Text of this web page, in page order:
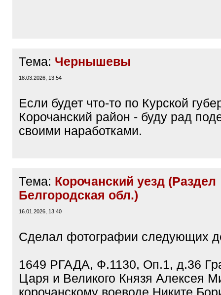
Тема: Чернышевы
18.03.2026, 13:54
Если будет что-то по Курской
Корочанский район - буду рад
своими наработками.
Тема: Корочанский уезд (Раздел
Белгородская обл.)
16.01.2026, 13:40
Сделал фотографии следующих
1649 РГАДА, Ф.1130, Оп.1, д.36
Царя и Великого Князя Алексея
корочанскому воеводе Никите